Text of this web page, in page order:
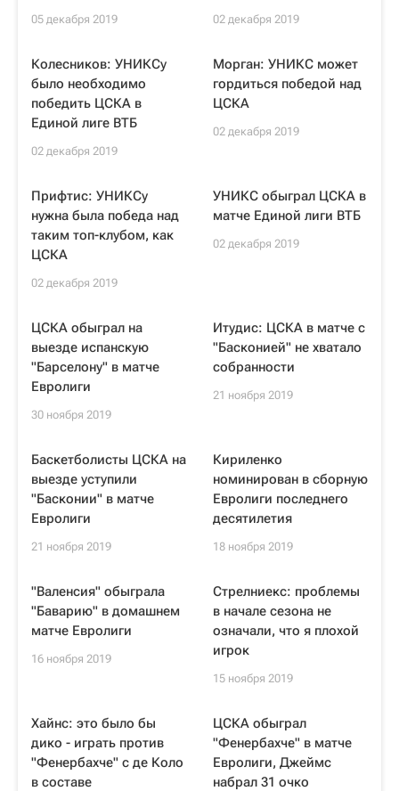
05 декабря 2019 02 декабря 2019
Колесников: УНИКСу
было необходимо
победить ЦСКА в
Единой лиге ВТБ
02 декабря 2019
Морган: УНИКС может
гордиться победой над
ЦСКА
02 декабря 2019
Прифтис: УНИКСу
нужна была победа над
таким топ-клубом, как
ЦСКА
02 декабря 2019
УНИКС обыграл ЦСКА в
матче Единой лиги ВТБ
02 декабря 2019
ЦСКА обыграл на
выезде испанскую
"Барселону" в матче
Евролиги
30 ноября 2019
Итудис: ЦСКА в матче с
"Басконией" не хватало
собранности
21 ноября 2019
Баскетболисты ЦСКА на
выезде уступили
"Басконии" в матче
Евролиги
21 ноября 2019
Кириленко
номинирован в сборную
Евролиги последнего
десятилетия
18 ноября 2019
"Валенсия" обыграла
"Баварию" в домашнем
матче Евролиги
16 ноября 2019
Стрелниекс: проблемы
в начале сезона не
означали, что я плохой
игрок
15 ноября 2019
Хайнс: это было бы
дико - играть против
"Фенербахче" с де Коло
в составе
ЦСКА обыграл
"Фенербахче" в матче
Евролиги, Джеймс
набрал 31 очко